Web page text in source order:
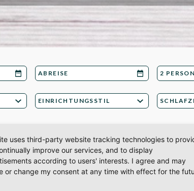
uses third-party website tracking technologies to
improve our services, and to display
according to users' interests. I agree and may
or change my consent at any time with effect for the